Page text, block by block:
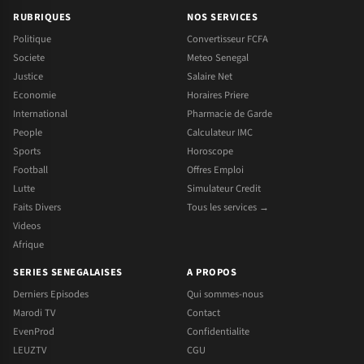
RUBRIQUES
Politique
Societe
Justice
Economie
International
People
Sports
Football
Lutte
Faits Divers
Videos
Afrique
NOS SERVICES
Convertisseur FCFA
Meteo Senegal
Salaire Net
Horaires Priere
Pharmacie de Garde
Calculateur IMC
Horoscope
Offres Emploi
Simulateur Credit
Tous les services →
SERIES SENEGALAISES
Derniers Episodes
Marodi TV
EvenProd
LEUZTV
A PROPOS
Qui sommes-nous
Contact
Confidentialite
CGU